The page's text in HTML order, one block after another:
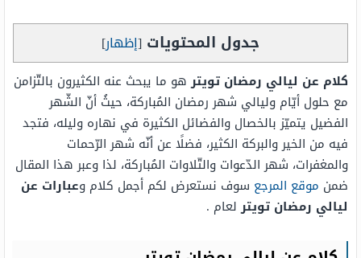
جدول المحتويات [إظهار]
كلام عن ليالي رمضان تويترهو ما يبحث عنه الكثيرون بالتّزامن
مع حلول أيّام وليالي شهر رمضان المُباركة، حيثُ أنّ الشّهر
الفضيل يتميّز بالخصال والفضائل الكثيرة في نهاره وليله، فتجد
فيه من الخير والبركة الكثير، فضلًا عن أنّه شهر الرّحمات
والمغفرات، شهر الدّعوات والتّلاوات المُباركة، لذا وعبر هذا المقال
ضمن موقع المرجع سوف نستعرض لكم أجمل كلام وعبارات عن
ليالي رمضان تويترلعام .